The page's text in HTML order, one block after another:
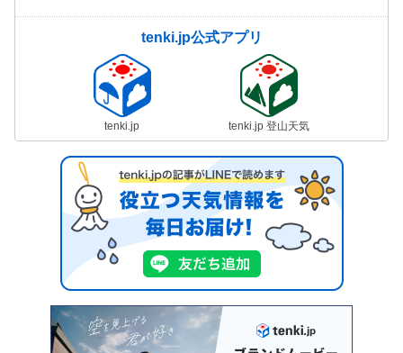
tenki.jp公式アプリ
tenki.jp tenki.jp 登山天気